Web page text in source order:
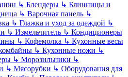
↳ Блендеры ↳ Блинницы и
↳ Варочная панель ↳
↳ Глажка и уход за одеждой ↳
↳ Измельчитель ↳ Кондиционеры
↳ Кофемолка ↳ Кухонные весы
↳ Кухонные ножи ↳
↳ Морозильники ↳
↳ Мясорубки ↳ Оборудования для